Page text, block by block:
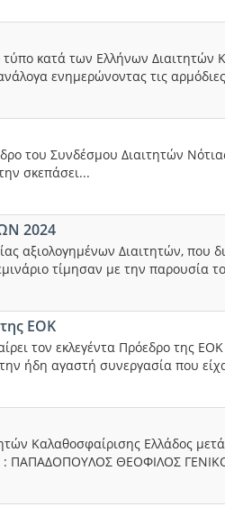
κατά των Ελλήνων
ενημερώνοντας τις
του Συνδέσμου Διαιτητών
σκεπάσει...
2024
αξιολογημένων Διαιτητών, που
τίμησαν με την παρουσία
ΕΟΚ
τον εκλεγέντα Πρόεδρο της ΕΟΚ
ήδη αγαστή συνεργασία που
Καλαθοσφαίρισης Ελλάδος
: ΠΑΠΑΔΟΠΟΥΛΟΣ ΘΕΟΦΙΛΟΣ